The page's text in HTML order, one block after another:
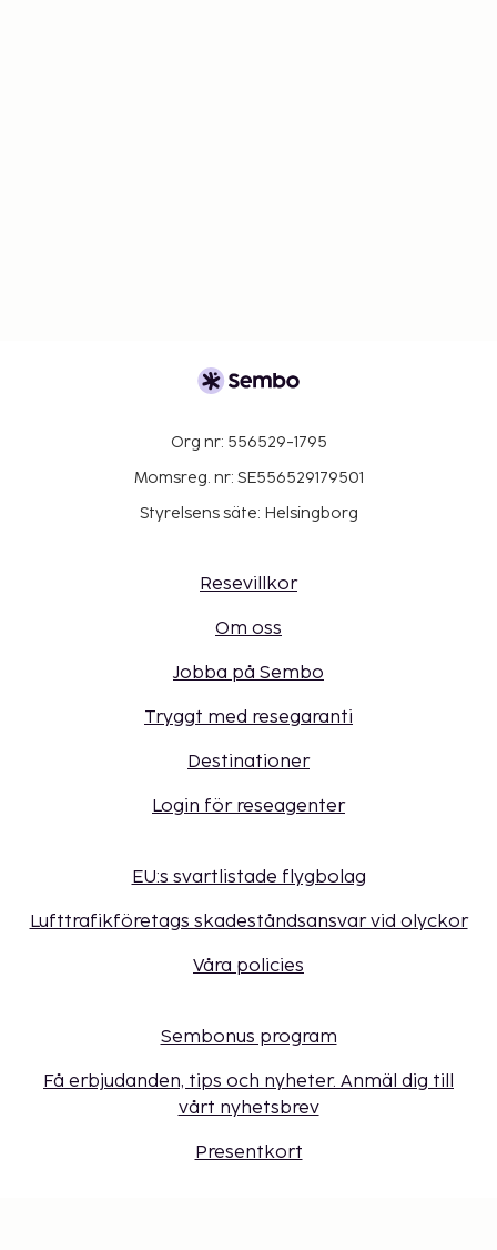
Org nr: 556529-1795
Momsreg. nr: SE556529179501
Styrelsens säte: Helsingborg
Resevillkor
Om oss
Jobba på Sembo
Tryggt med resegaranti
Destinationer
Login för reseagenter
EU:s svartlistade flygbolag
Lufttrafikföretags skadeståndsansvar vid olyckor
Våra policies
Sembonus program
Få erbjudanden, tips och nyheter. Anmäl dig till
vårt nyhetsbrev
Presentkort